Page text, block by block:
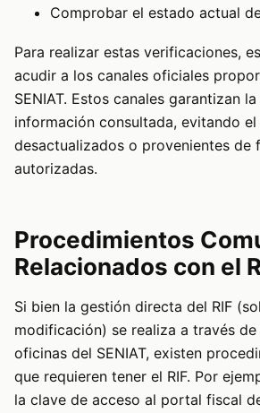
Comprobar el estado actual
Para realizar estas verificaciones,
acudir a los canales oficiales
SENIAT. Estos canales garantizan
información consultada, evitando
desactualizados o provenientes de
autorizadas.
Procedimientos
Relacionados con el
Si bien la gestión directa del RIF
modificación) se realiza a través
oficinas del SENIAT, existen
que requieren tener el RIF. Por
la clave de acceso al portal fiscal